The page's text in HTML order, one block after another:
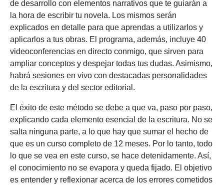
de desarrollo con elementos narrativos que te guiarán a
la hora de escribir tu novela. Los mismos serán
explicados en detalle para que aprendas a utilizarlos y
aplicarlos a tus obras. El programa, además, incluye 40
videoconferencias en directo conmigo, que sirven para
ampliar conceptos y despejar todas tus dudas. Asimismo,
habrá sesiones en vivo con destacadas personalidades
de la escritura y del sector editorial.
El éxito de este método se debe a que va, paso por paso,
explicando cada elemento esencial de la escritura. No se
salta ninguna parte, a lo que hay que sumar el hecho de
que es un curso completo de 12 meses. Por lo tanto, todo
lo que se vea en este curso, se hace detenidamente. Así,
el conocimiento no se evapora y queda fijado. El objetivo
es entender y reflexionar acerca de los errores cometidos